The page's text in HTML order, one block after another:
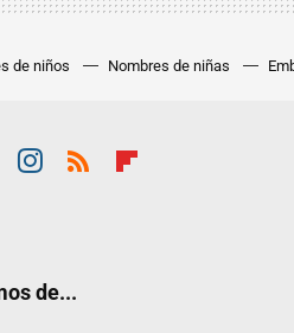
de niños Nombres de niñas
de...